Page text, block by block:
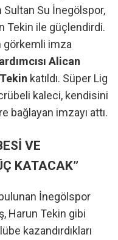
Sultan Su İnegölspor,
Tekin ile güçlendirdi.
görkemli imza
Alican
katıldı. Süper Lig
kaleci, kendisini
bağlayan imzayı attı.
VE
KATACAK”
İnegölspor
Harun Tekin gibi
kazandırdıkları